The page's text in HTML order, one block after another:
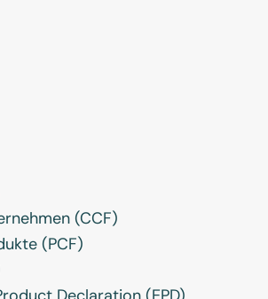
(CCF)
(PCF)